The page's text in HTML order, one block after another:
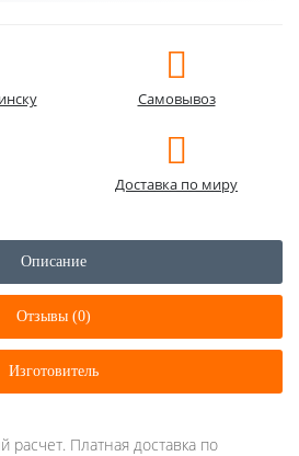
Самовывоз
Доставка по миру
Описание
Отзывы (0)
Изготовитель
Платная доставка по